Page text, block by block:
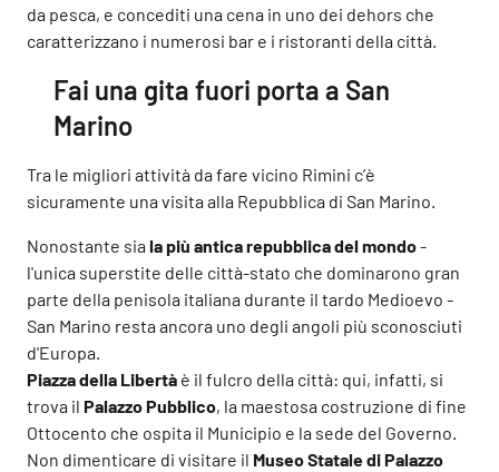
da pesca, e concediti una cena in uno dei dehors che
caratterizzano i numerosi bar e i ristoranti della città.
Fai una gita fuori porta a San
Marino
Tra le migliori attività da fare vicino Rimini c’è
sicuramente una visita alla Repubblica di San Marino.
Nonostante siala più antica repubblica del mondo-
l'unica superstite delle città-stato che dominarono gran
parte della penisola italiana durante il tardo Medioevo -
San Marino resta ancora uno degli angoli più sconosciuti
d'Europa.
Piazza della Libertà è il fulcro della città: qui, infatti, si
trova il Palazzo Pubblico, la maestosa costruzione di fine
Ottocento che ospita il Municipio e la sede del Governo.
Non dimenticare di visitare il Museo Statale di Palazzo